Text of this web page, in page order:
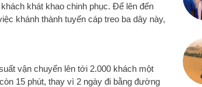
khát khao chinh phục. Để lên đến
khánh thành tuyến cáp treo ba dây này,
vận chuyển lên tới 2.000 khách một
15 phút, thay vì 2 ngày đi bằng đường